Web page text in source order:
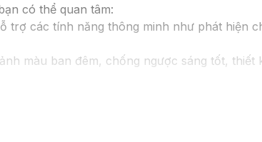
có thể quan tâm:
trợ các tính năng thông minh như phát hiện
màu ban đêm, chống ngược sáng tốt, thiết
sát trong điều kiện thiếu sáng, chất lượng hình
phù hợp với nhu cầu sử dụng của mình